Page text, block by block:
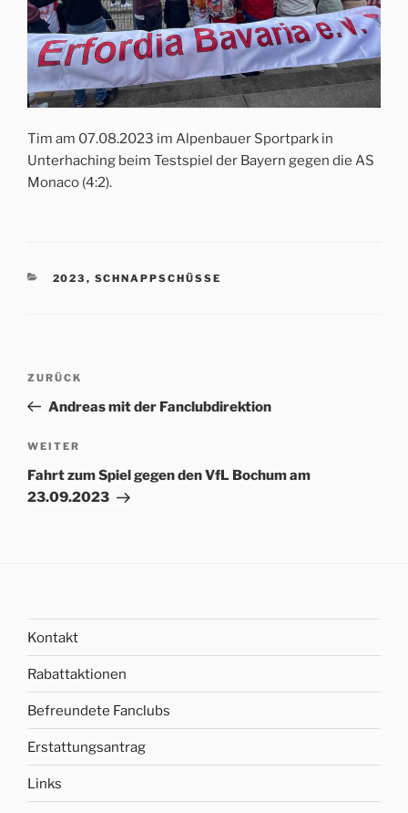
Tim am 07.08.2023 im Alpenbauer Sportpark in
Unterhaching beim Testspiel der Bayern gegen die AS
Monaco (4:2).
KATEGORIEN
2023 , SCHNAPPSCHÜSSE
Beitrags-
Vorheriger
Beitrag
ZURÜCK
Andreas mit der Fanclubdirektion
Nächster
Beitrag
WEITER
Fahrt zum Spiel gegen den VfL Bochum am
23.09.2023
Kontakt
Rabattaktionen
Befreundete Fanclubs
Erstattungsantrag
Links